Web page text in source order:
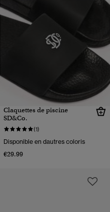
Claquettes de piscine
SD&Co.
(1)
Disponible en dautres coloris
€29.99